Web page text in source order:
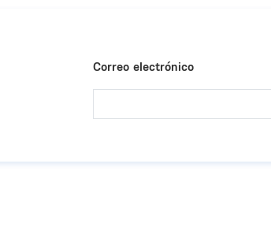
Correo electrónico